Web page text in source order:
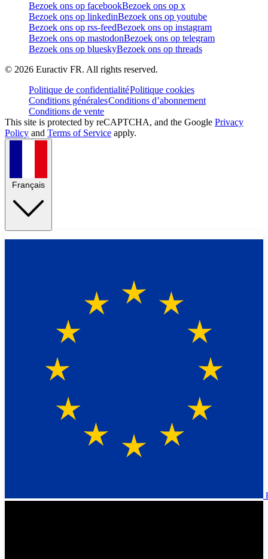
Bezoek ons op facebookBezoek ons op x
Bezoek ons op linkedinBezoek ons op youtube
Bezoek ons op rss-feedBezoek ons op instagram
Bezoek ons op mastodonBezoek ons op telegram
Bezoek ons op blueskyBezoek ons op threads
© 2026 Euractiv FR. All rights reserved.
Politique de confidentialitéPolitique cookies
Conditions généralesConditions d’abonnement
Conditions de vente
This site is protected by reCAPTCHA, and the Google Privacy
Policy and Terms of Service apply.
Français